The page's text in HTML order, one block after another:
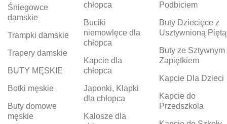
Śniegowce
damskie
Trampki damskie
Trapery damskie
BUTY MĘSKIE
Botki męskie
Buty domowe
męskie
chłopca
Buciki
niemowlęce dla
chłopca
Kapcie dla
chłopca
Japonki, Klapki
dla chłopca
Kalosze dla
Podbiciem
Buty Dziecięce z
Usztywnioną Piętą
Buty ze Sztywnym
Zapiętkiem
Kapcie Dla Dzieci
Kapcie do
Przedszkola